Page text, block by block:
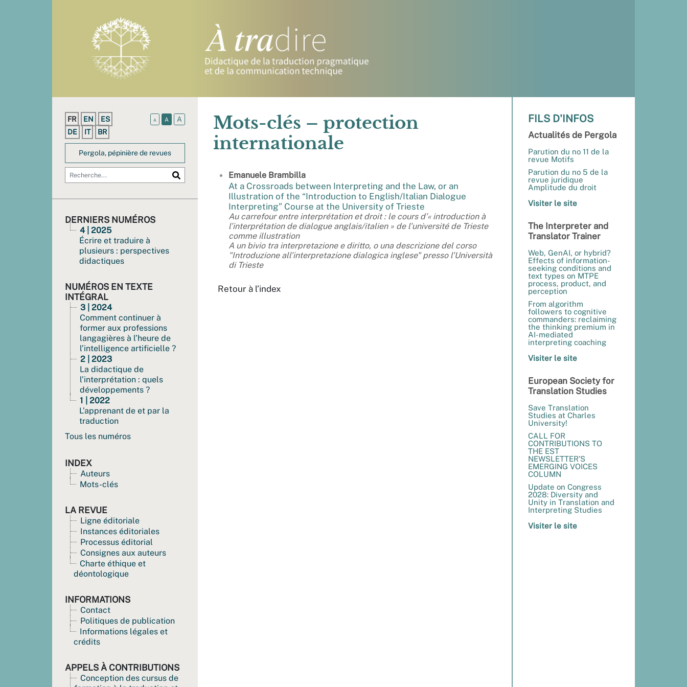
FR EN
ES
DE
IT BR
A A A
Pergola, pépinière de revues
DERNIERS NUMÉROS
4 | 2025
Écrire et traduire à
plusieurs : perspectives
didactiques
NUMÉROS EN TEXTE
INTÉGRAL
3 | 2024
Comment continuer à
former aux professions
langagières à l’heure de
l’intelligence artificielle ?
2 | 2023
La didactique de
l’interprétation : quels
développements ?
1 | 2022
L’apprenant de et par la
traduction
Tous les numéros
INDEX
Auteurs
Mots-clés
LA REVUE
Ligne éditoriale
Instances éditoriales
Processus éditorial
Consignes aux auteurs
Charte éthique et
déontologique
INFORMATIONS
Contact
Politiques de publication
Informations légales et
crédits
APPELS À CONTRIBUTIONS
Conception des cursus de
Mots-clés – protection
internationale
Emanuele Brambilla
At a Crossroads between Interpreting and the Law, or an
Illustration of the “Introduction to English/Italian Dialogue
Interpreting” Course at the University of Trieste
Au carrefour entre interprétation et droit : le cours d’« introduction à
l’interprétation de dialogue anglais/italien » de l’université de Trieste
comme illustration
A un bivio tra interpretazione e diritto, o una descrizione del corso
"Introduzione all’interpretazione dialogica inglese" presso l’Università
di Trieste
Retour à l’index
FILS D'INFOS
Actualités de Pergola
Parution du no 11 de la
revue Motifs
Parution du no 5 de la
revue juridique
Amplitude du droit
Visiter le site
The Interpreter and
Translator Trainer
Web, GenAI, or hybrid?
Effects of information-
seeking conditions and
text types on MTPE
process, product, and
perception
From algorithm
followers to cognitive
commanders: reclaiming
the thinking premium in
AI-mediated
interpreting coaching
Visiter le site
European Society for
Translation Studies
Save Translation
Studies at Charles
University!
CALL FOR
CONTRIBUTIONS TO
THE EST
NEWSLETTER’S
EMERGING VOICES
COLUMN
Update on Congress
2028: Diversity and
Unity in Translation and
Interpreting Studies
Visiter le site